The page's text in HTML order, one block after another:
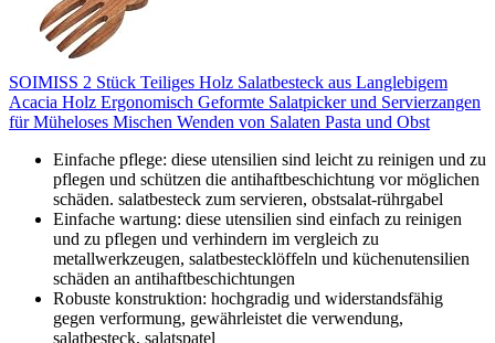
SOIMISS 2 Stück Teiliges Holz Salatbesteck aus Langlebigem
Acacia Holz Ergonomisch Geformte Salatpicker und Servierzangen
für Müheloses Mischen Wenden von Salaten Pasta und Obst
Einfache pflege: diese utensilien sind leicht zu reinigen und zu
pflegen und schützen die antihaftbeschichtung vor möglichen
schäden. salatbesteck zum servieren, obstsalat-rührgabel
Einfache wartung: diese utensilien sind einfach zu reinigen
und zu pflegen und verhindern im vergleich zu
metallwerkzeugen, salatbestecklöffeln und küchenutensilien
schäden an antihaftbeschichtungen
Robuste konstruktion: hochgradig und widerstandsfähig
gegen verformung, gewährleistet die verwendung,
salatbesteck, salatspatel